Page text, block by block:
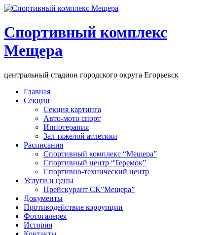
Спортивный комплекс
Мещера
центральный стадион городского округа Егорьевск
Главная
Секции
Секция картинга
Авто-мото спорт
Иппотерапия
Зал тяжелой атлетики
Расписания
Спортивный комплекс “Мещера”
Спортивный центр “Теремок”
Спортивно-технический центр
Услуги и цены
Прейскурант СК”Мещера”
Документы
Противодействие коррупции
Фотогалерея
История